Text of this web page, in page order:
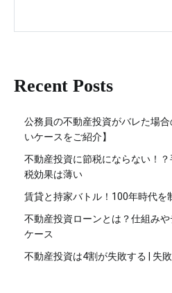
Recent Posts
公務員の不動産投資がバレた場
いケースをご紹介】
不動産投資に節税にならない！
税効果は薄い
賃貸と持家バトル！100年時代を
不動産投資ローンとは？仕組み
ケース
不動産投資は4割が失敗する | 失